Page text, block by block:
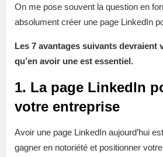
On me pose souvent la question en
absolument créer une page LinkedIn
Les 7 avantages suivants devraient
qu’en avoir une est essentiel.
1. La page LinkedIn
votre entreprise
Avoir une page LinkedIn aujourd’hui
gagner en notoriété et positionner